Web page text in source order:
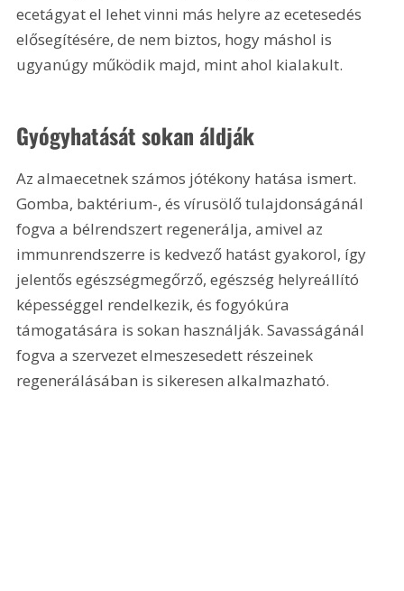
ecetágyat el lehet vinni más helyre az ecetesedés
elősegítésére, de nem biztos, hogy máshol is
ugyanúgy működik majd, mint ahol kialakult.
Gyógyhatását sokan áldják
Az almaecetnek számos jótékony hatása ismert.
Gomba, baktérium-, és vírusölő tulajdonságánál
fogva a bélrendszert regenerálja, amivel az
immunrendszerre is kedvező hatást gyakorol, így
jelentős egészségmegőrző, egészség helyreállító
képességgel rendelkezik, és fogyókúra
támogatására is sokan használják. Savasságánál
fogva a szervezet elmeszesedett részeinek
regenerálásában is sikeresen alkalmazható.